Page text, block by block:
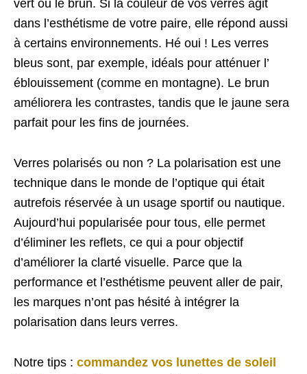
vert ou le brun. Si la couleur de vos verres agit
dans l’esthétisme de votre paire, elle répond aussi
à certains environnements. Hé oui ! Les verres
bleus sont, par exemple, idéals pour atténuer l’
éblouissement (comme en montagne). Le brun
améliorera les contrastes, tandis que le jaune sera
parfait pour les fins de journées.
Verres polarisés ou non ? La polarisation est une
technique dans le monde de l’optique qui était
autrefois réservée à un usage sportif ou nautique.
Aujourd’hui popularisée pour tous, elle permet
d’éliminer les reflets, ce qui a pour objectif
d’améliorer la clarté visuelle. Parce que la
performance et l’esthétisme peuvent aller de pair,
les marques n’ont pas hésité à intégrer la
polarisation dans leurs verres.
Notre tips : commandez vos lunettes de soleil